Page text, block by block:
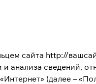
сайта http://
анализа сведений,
(далее –